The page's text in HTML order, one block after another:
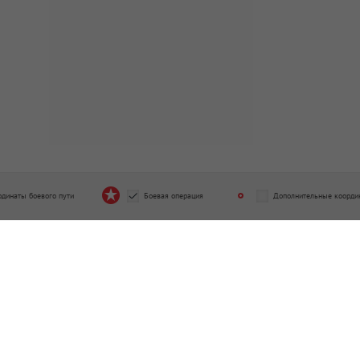
боевого пути Боевая операция Дополнительные